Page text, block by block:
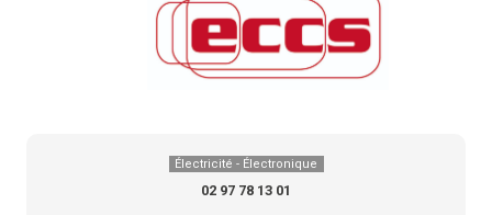
Électricité - Électronique
02 97 78 13 01